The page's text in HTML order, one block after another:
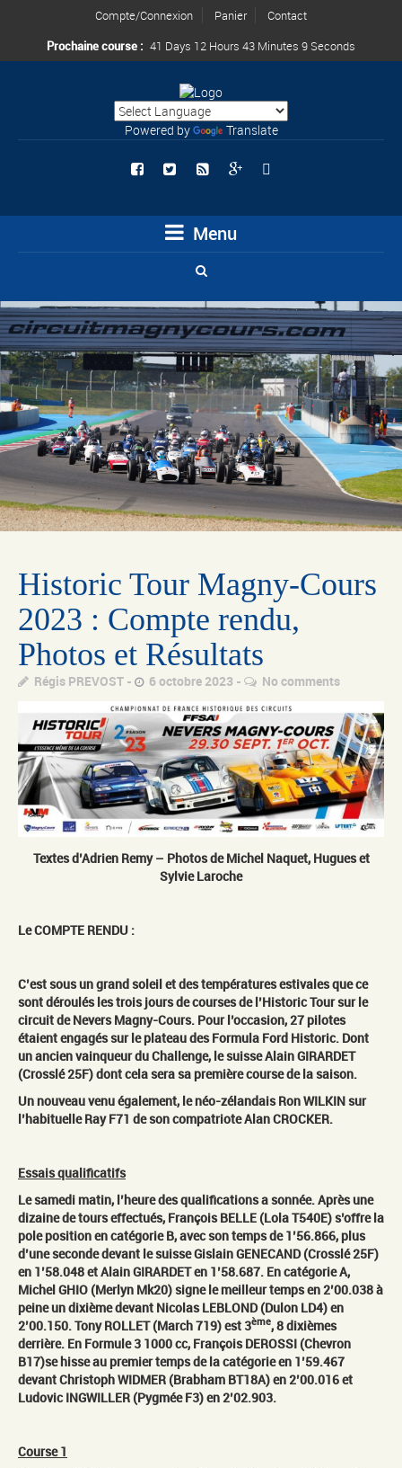
Compte/Connexion Panier
Contact
Prochaine course : 41 Days 12 Hours 43 Minutes 8 Seconds
Powered by Translate
Menu
Historic Tour Magny-Cours
2023 : Compte rendu,
Photos et Résultats
Régis PREVOST 6 octobre 2023 No comments
Textes d’Adrien Remy – Photos de Michel Naquet, Hugues et
Sylvie Laroche
Le COMPTE RENDU :
C’est sous un grand soleil et des températures estivales que ce
sont déroulés les trois jours de courses de l’Historic Tour sur le
circuit de Nevers Magny-Cours. Pour l’occasion, 27 pilotes
étaient engagés sur le plateau des Formula Ford Historic. Dont
un ancien vainqueur du Challenge, le suisse Alain GIRARDET
(Crosslé 25F) dont cela sera sa première course de la saison.
Un nouveau venu également, le néo-zélandais Ron WILKIN sur
l’habituelle Ray F71 de son compatriote Alan CROCKER.
Essais qualificatifs
Le samedi matin, l’heure des qualifications a sonnée. Après une
dizaine de tours effectués, François BELLE (Lola T540E) s’offre la
pole position en catégorie B, avec son temps de 1’56.866, plus
d’une seconde devant le suisse Gislain GENECAND (Crosslé 25F)
en 1’58.048 et Alain GIRARDET en 1’58.687. En catégorie A,
Michel GHIO (Merlyn Mk20) signe le meilleur temps en 2’00.038 à
peine un dixième devant Nicolas LEBLOND (Dulon LD4) en
2’00.150. Tony ROLLET (March 719) est 3ème, 8 dixièmes
derrière. En Formule 3 1000 cc, François DEROSSI (Chevron
B17)se hisse au premier temps de la catégorie en 1’59.467
devant Christoph WIDMER (Brabham BT18A) en 2’00.016 et
Ludovic INGWILLER (Pygmée F3) en 2’02.903.
Course 1